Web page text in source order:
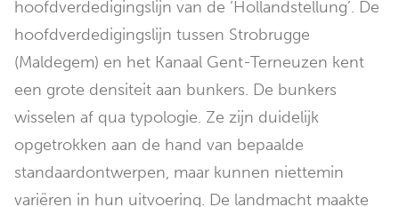
hoofdverdedigingslijn van de ‘Hollandstellung’. De
hoofdverdedigingslijn tussen Strobrugge
(Maldegem) en het Kanaal Gent-Terneuzen kent
een grote densiteit aan bunkers. De bunkers
wisselen af qua typologie. Ze zijn duidelijk
opgetrokken aan de hand van bepaalde
standaardontwerpen, maar kunnen niettemin
variëren in hun uitvoering. De landmacht maakte